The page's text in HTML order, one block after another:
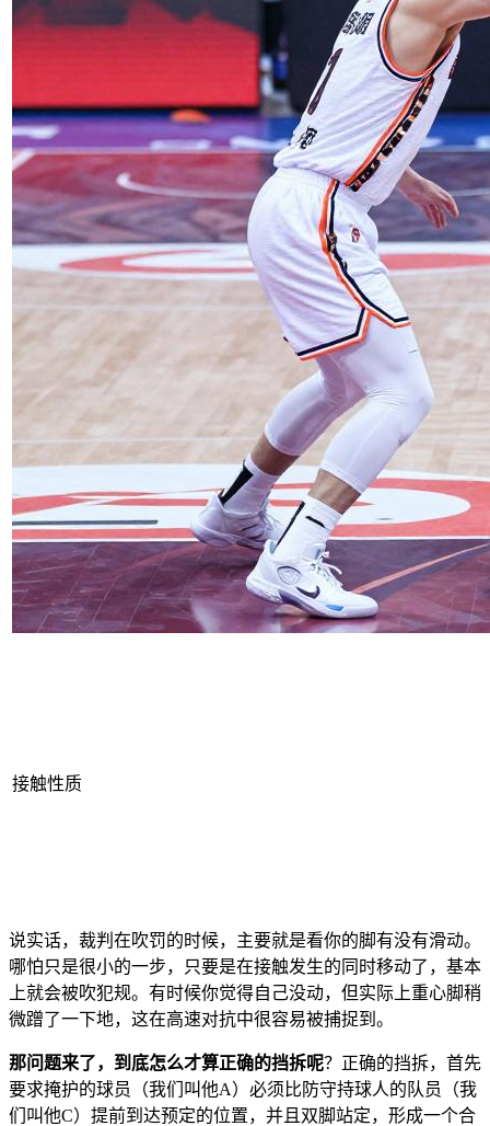
接触性质
说实话，裁判在吹罚的时候，主要就是看你的脚有没有滑动。
哪怕只是很小的一步，只要是在接触发生的同时移动了，基本
上就会被吹犯规。有时候你觉得自己没动，但实际上重心脚稍
微蹭了一下地，这在高速对抗中很容易被捕捉到。
那问题来了，到底怎么才算正确的挡拆呢？正确的挡拆，首先
要求掩护的球员（我们叫他A）必须比防守持球人的队员（我
们叫他C）提前到达预定的位置，并且双脚站定，形成一个合